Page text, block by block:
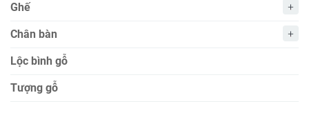
Ghế
Chân bàn
Lộc bình gỗ
Tượng gỗ